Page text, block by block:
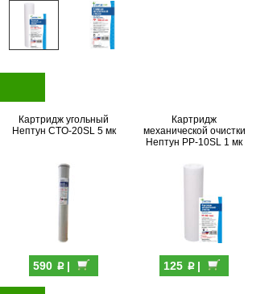
Картридж угольный
Нептун CTO-20SL 5 мк
590 p|
Картридж
механической очистки
Нептун PP-10SL 1 мк
125 p|